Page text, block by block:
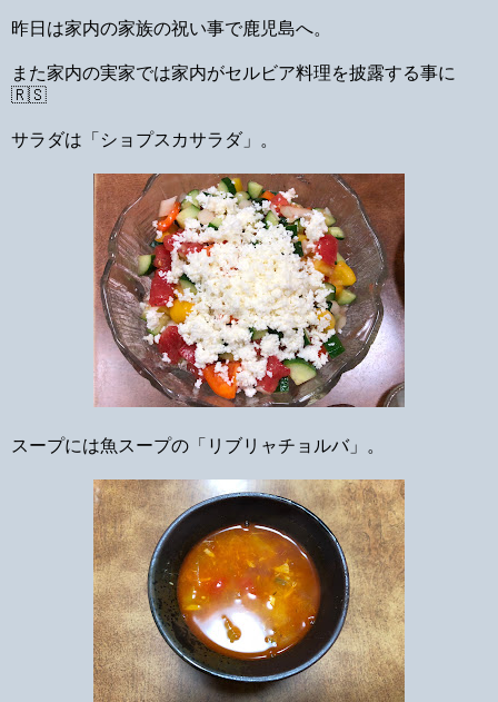
昨日は家内の家族の祝い事で鹿児島へ。
また家内の実家では家内がセルビア料理を披露する事に
🇷🇸
サラダは「ショプスカサラダ」。
スープには魚スープの「リブリャチョルバ」。